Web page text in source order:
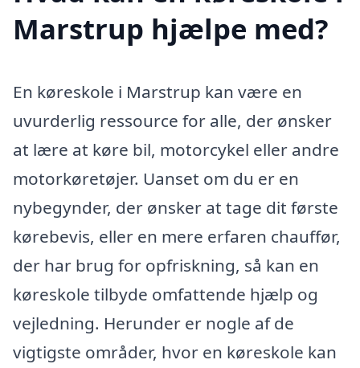
Marstrup hjælpe med?
En køreskole i Marstrup kan være en
uvurderlig ressource for alle, der ønsker
at lære at køre bil, motorcykel eller andre
motorkøretøjer. Uanset om du er en
nybegynder, der ønsker at tage dit første
kørebevis, eller en mere erfaren chauffør,
der har brug for opfriskning, så kan en
køreskole tilbyde omfattende hjælp og
vejledning. Herunder er nogle af de
vigtigste områder, hvor en køreskole kan